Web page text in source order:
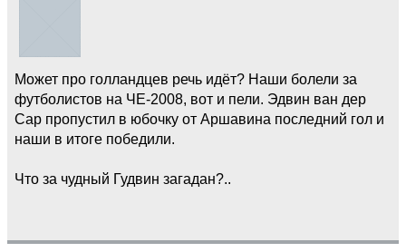
Может про голландцев речь идёт? Наши болели за
футболистов на ЧЕ-2008, вот и пели. Эдвин ван дер
Сар пропустил в юбочку от Аршавина последний гол и
наши в итоге победили.
Что за чудный Гудвин загадан?..